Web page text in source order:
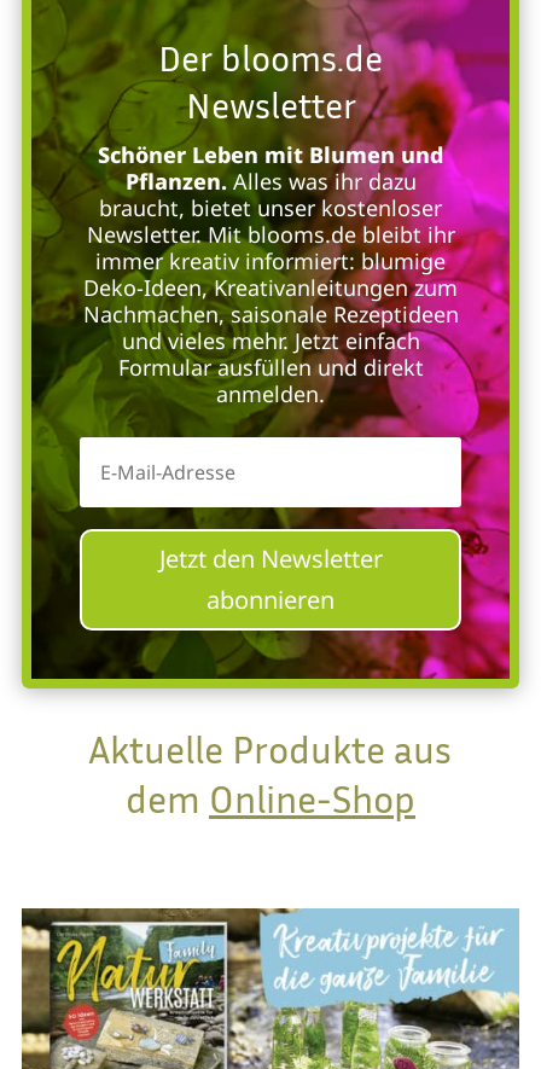
Der blooms.de
Newsletter
Schöner Leben mit Blumen und
Pflanzen.Alles was ihr dazu
braucht, bietet unser kostenloser
Newsletter. Mit blooms.de bleibt ihr
immer kreativ informiert: blumige
Deko-Ideen, Kreativanleitungen zum
Nachmachen, saisonale Rezeptideen
und vieles mehr. Jetzt einfach
Formular ausfüllen und direkt
anmelden.
Jetzt den Newsletter
abonnieren
Aktuelle Produkte aus
dem Online-Shop